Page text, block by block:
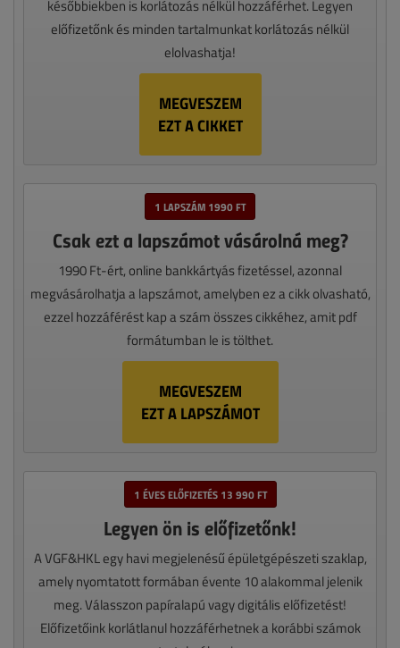
későbbiekben is korlátozás nélkül hozzáférhet. Legyen
előfizetőnk és minden tartalmunkat korlátozás nélkül
elolvashatja!
MEGVESZEM
EZT A CIKKET
1 LAPSZÁM 1990 FT
Csak ezt a lapszámot vásárolná meg?
1990 Ft-ért, online bankkártyás fizetéssel, azonnal
megvásárolhatja a lapszámot, amelyben ez a cikk olvasható,
ezzel hozzáférést kap a szám összes cikkéhez, amit pdf
formátumban le is tölthet.
MEGVESZEM
EZT A LAPSZÁMOT
1 ÉVES ELŐFIZETÉS 13 990 FT
Legyen ön is előfizetőnk!
A VGF&HKL egy havi megjelenésű épületgépészeti szaklap,
amely nyomtatott formában évente 10 alakommal jelenik
meg. Válasszon papíralapú vagy digitális előfizetést!
Előfizetőink korlátlanul hozzáférhetnek a korábbi számok